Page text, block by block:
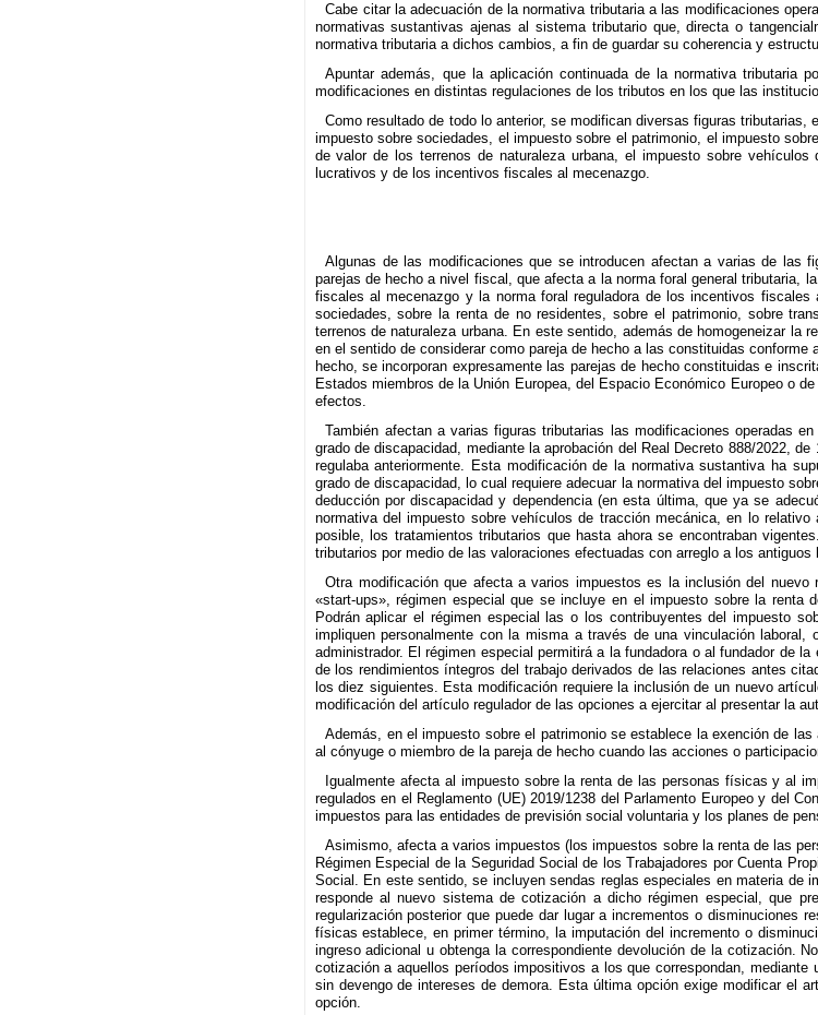
Cabe citar la adecuación de la normativa tributaria a las modificaciones
normativas sustantivas ajenas al sistema tributario que, directa o
normativa tributaria a dichos cambios, a fin de guardar su coherencia y
Apuntar además, que la aplicación continuada de la normativa tributaria
modificaciones en distintas regulaciones de los tributos en los que las
Como resultado de todo lo anterior, se modifican diversas figuras
impuesto sobre sociedades, el impuesto sobre el patrimonio, el impuesto
de valor de los terrenos de naturaleza urbana, el impuesto sobre
lucrativos y de los incentivos fiscales al mecenazgo.
Algunas de las modificaciones que se introducen afectan a varias de las
parejas de hecho a nivel fiscal, que afecta a la norma foral general tributaria,
fiscales al mecenazgo y la norma foral reguladora de los incentivos
sociedades, sobre la renta de no residentes, sobre el patrimonio, sobre
terrenos de naturaleza urbana. En este sentido, además de homogeneizar la
en el sentido de considerar como pareja de hecho a las constituidas
hecho, se incorporan expresamente las parejas de hecho constituidas e
Estados miembros de la Unión Europea, del Espacio Económico Europeo o
efectos.
También afectan a varias figuras tributarias las modificaciones operadas
grado de discapacidad, mediante la aprobación del Real Decreto 888/2022,
regulaba anteriormente. Esta modificación de la normativa sustantiva ha
grado de discapacidad, lo cual requiere adecuar la normativa del impuesto
deducción por discapacidad y dependencia (en esta última, que ya se
normativa del impuesto sobre vehículos de tracción mecánica, en lo
posible, los tratamientos tributarios que hasta ahora se encontraban
tributarios por medio de las valoraciones efectuadas con arreglo a los
Otra modificación que afecta a varios impuestos es la inclusión del
«start-ups», régimen especial que se incluye en el impuesto sobre la
Podrán aplicar el régimen especial las o los contribuyentes del impuesto
impliquen personalmente con la misma a través de una vinculación
administrador. El régimen especial permitirá a la fundadora o al fundador de
de los rendimientos íntegros del trabajo derivados de las relaciones antes
los diez siguientes. Esta modificación requiere la inclusión de un nuevo
modificación del artículo regulador de las opciones a ejercitar al presentar la
Además, en el impuesto sobre el patrimonio se establece la exención de
al cónyuge o miembro de la pareja de hecho cuando las acciones o
Igualmente afecta al impuesto sobre la renta de las personas físicas y al
regulados en el Reglamento (UE) 2019/1238 del Parlamento Europeo y del
impuestos para las entidades de previsión social voluntaria y los planes de
Asimismo, afecta a varios impuestos (los impuestos sobre la renta de las
Régimen Especial de la Seguridad Social de los Trabajadores por Cuenta
Social. En este sentido, se incluyen sendas reglas especiales en materia de
responde al nuevo sistema de cotización a dicho régimen especial, que
regularización posterior que puede dar lugar a incrementos o disminuciones
físicas establece, en primer término, la imputación del incremento o
ingreso adicional u obtenga la correspondiente devolución de la cotización.
cotización a aquellos períodos impositivos a los que correspondan,
sin devengo de intereses de demora. Esta última opción exige modificar el
opción.